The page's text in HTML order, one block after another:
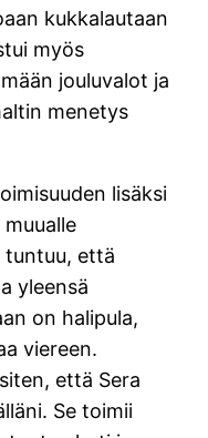
kukkalautaan
myös
jouluvalot ja
menetys
lisäksi
tuntuu, että
yleensä
on halipula,
viereen.
että Sera
Se toimii